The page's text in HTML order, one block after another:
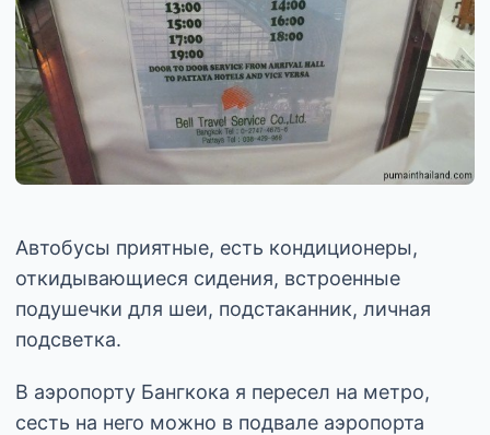
Автобусы приятные, есть кондиционеры,
откидывающиеся сидения, встроенные
подушечки для шеи, подстаканник, личная
подсветка.
В аэропорту Бангкока я пересел на метро,
сесть на него можно в подвале аэропорта